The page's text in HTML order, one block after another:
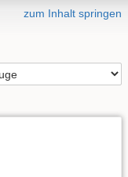
zum Inhalt springen